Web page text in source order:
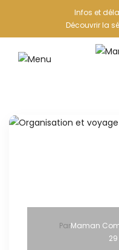
Infos et
Découvrir la
ParMaman